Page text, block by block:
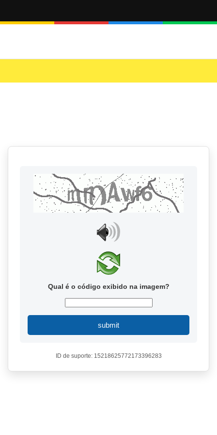
Qual é o código exibido na imagem?
submit
ID de suporte: 15218625772173396283